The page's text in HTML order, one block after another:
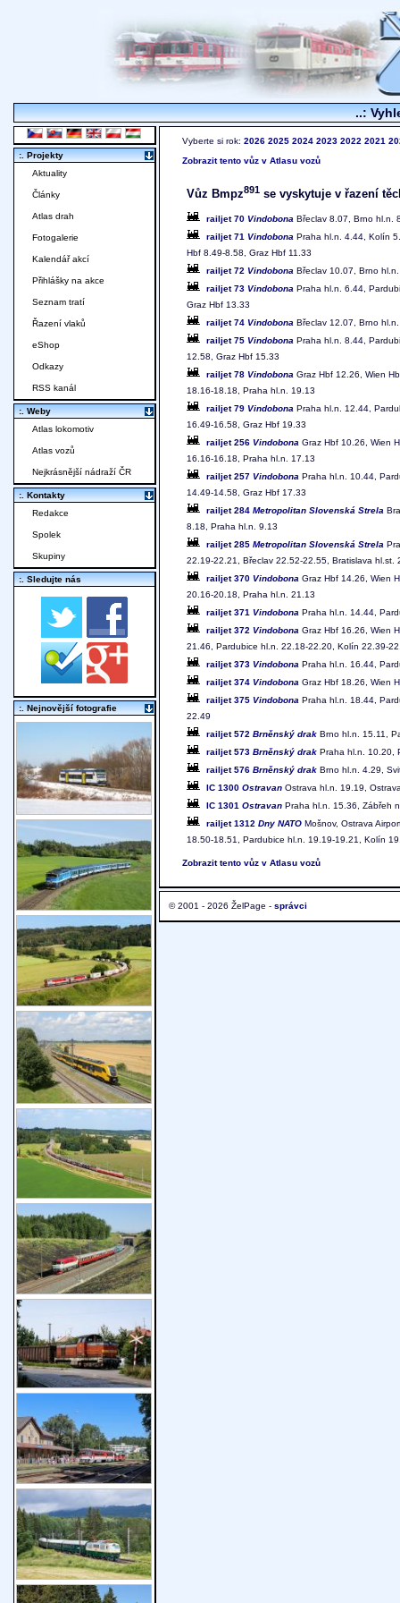
..:
Vyberte si rok: 2026 2025 2024 2023 2022 2021
Zobrazit tento vůz v Atlasu vozů
Vůz Bmpz891 se vyskytuje v řazení
railjet 70 Vindobona Břeclav 8.07, Brno hl.n.
railjet 71 Vindobona Praha hl.n. 4.44, Kolín
Hbf 8.49-8.58, Graz Hbf 11.33
railjet 72 Vindobona Břeclav 10.07, Brno
railjet 73 Vindobona Praha hl.n. 6.44,
Graz Hbf 13.33
railjet 74 Vindobona Břeclav 12.07, Brno
railjet 75 Vindobona Praha hl.n. 8.44,
12.58, Graz Hbf 15.33
railjet 78 Vindobona Graz Hbf 12.26, Wien
18.16-18.18, Praha hl.n. 19.13
railjet 79 Vindobona Praha hl.n. 12.44,
16.49-16.58, Graz Hbf 19.33
railjet 256 Vindobona Graz Hbf 10.26, Wien
16.16-16.18, Praha hl.n. 17.13
railjet 257 Vindobona Praha hl.n. 10.44,
14.49-14.58, Graz Hbf 17.33
railjet 284 Metropolitan Slovenská Strela
8.18, Praha hl.n. 9.13
railjet 285 Metropolitan Slovenská Strela
22.19-22.21, Břeclav 22.52-22.55, Bratislava hl.st.
railjet 370 Vindobona Graz Hbf 14.26, Wien
20.16-20.18, Praha hl.n. 21.13
railjet 371 Vindobona Praha hl.n. 14.44,
railjet 372 Vindobona Graz Hbf 16.26, Wien
21.46, Pardubice hl.n. 22.18-22.20, Kolín 22.39-
railjet 373 Vindobona Praha hl.n. 16.44,
railjet 374 Vindobona Graz Hbf 18.26, Wien
railjet 375 Vindobona Praha hl.n. 18.44,
22.49
railjet 572 Brněnský drak Brno hl.n. 15.11,
railjet 573 Brněnský drak Praha hl.n. 10.20,
railjet 576 Brněnský drak Brno hl.n. 4.29,
IC 1300 Ostravan Ostrava hl.n. 19.19,
IC 1301 Ostravan Praha hl.n. 15.36, Zábřeh
railjet 1312 Dny NATO Mošnov, Ostrava
18.50-18.51, Pardubice hl.n. 19.19-19.21, Kolín
Zobrazit tento vůz v Atlasu vozů
© 2001 - 2026 ŽelPage - správci
:. Projekty
Aktuality
Články
Atlas drah
Fotogalerie
Kalendář akcí
Přihlášky na akce
Seznam tratí
Řazení vlaků
eShop
Odkazy
RSS kanál
:. Weby
Atlas lokomotiv
Atlas vozů
Nejkrásnější nádraží ČR
:. Kontakty
Redakce
Spolek
Skupiny
:. Sledujte nás
:. Nejnovější fotografie